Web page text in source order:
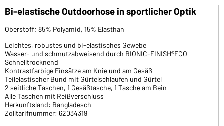
Bi-elastische Outdoorhose in sportlicher Optik
Oberstoff: 85% Polyamid, 15% Elasthan
Leichtes, robustes und bi-elastisches Gewebe
Wasser- und schmutzabweisend durch BIONIC-FINISH®ECO
Schnelltrocknend
Kontrastfarbige Einsätze am Knie und am Gesäß
Teilelastischer Bund mit Gürtelschlaufen und Gürtel
2 seitliche Taschen, 1 Gesäßtasche, 1 Tasche am Bein
Alle Taschen mit Reißverschluss
Herkunftsland: Bangladesch
Zolltarifnummer: 62034319